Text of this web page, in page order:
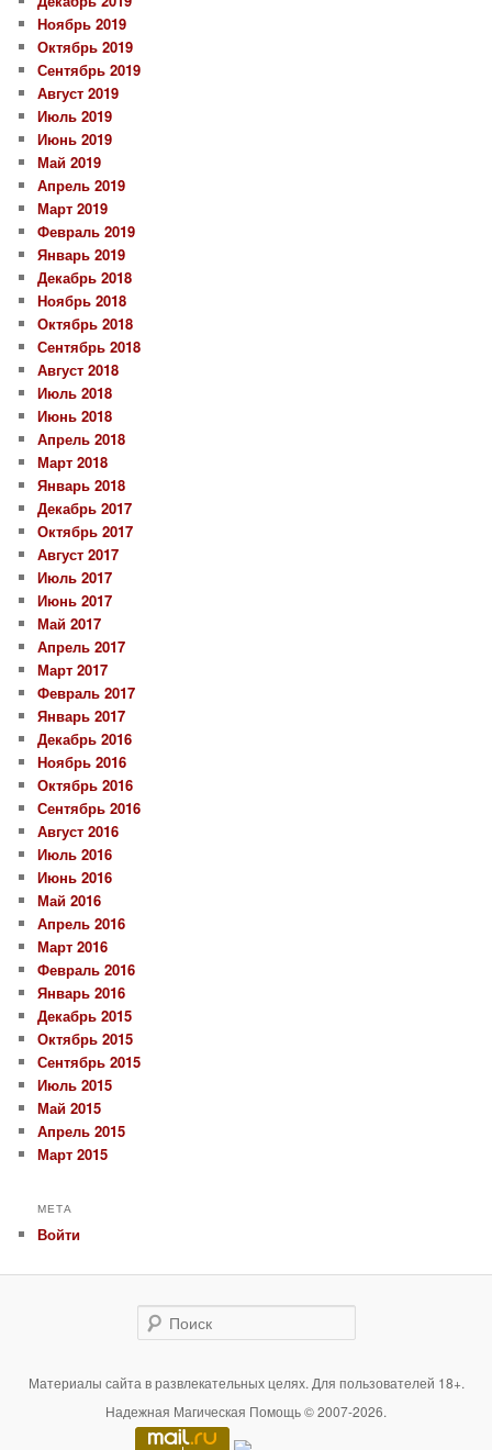
Ноябрь 2019
Октябрь 2019
Сентябрь 2019
Август 2019
Июль 2019
Июнь 2019
Май 2019
Апрель 2019
Март 2019
Февраль 2019
Январь 2019
Декабрь 2018
Ноябрь 2018
Октябрь 2018
Сентябрь 2018
Август 2018
Июль 2018
Июнь 2018
Апрель 2018
Март 2018
Январь 2018
Декабрь 2017
Октябрь 2017
Август 2017
Июль 2017
Июнь 2017
Май 2017
Апрель 2017
Март 2017
Февраль 2017
Январь 2017
Декабрь 2016
Ноябрь 2016
Октябрь 2016
Сентябрь 2016
Август 2016
Июль 2016
Июнь 2016
Май 2016
Апрель 2016
Март 2016
Февраль 2016
Январь 2016
Декабрь 2015
Октябрь 2015
Сентябрь 2015
Июль 2015
Май 2015
Апрель 2015
Март 2015
МЕТА
Войти
Поиск
Материалы сайта в развлекательных целях. Для пользователей 18+.
Надежная Магическая Помощь © 2007-2026.